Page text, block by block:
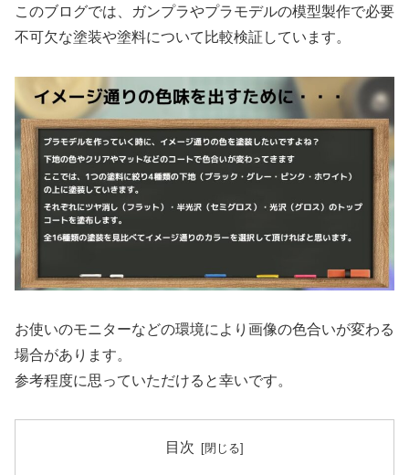
このブログでは、ガンプラやプラモデルの模型製作で必要
不可欠な塗装や塗料について比較検証しています。
お使いのモニターなどの環境により画像の色合いが変わる
場合があります。
参考程度に思っていただけると幸いです。
目次